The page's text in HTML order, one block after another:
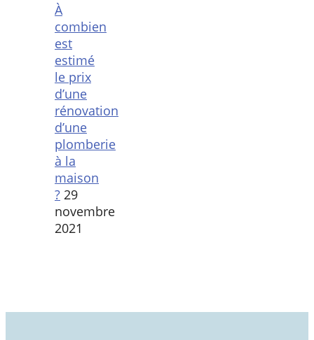
À
combien
est
estimé
le prix
d’une
rénovation
d’une
plomberie
à la
maison
? 29
novembre
2021